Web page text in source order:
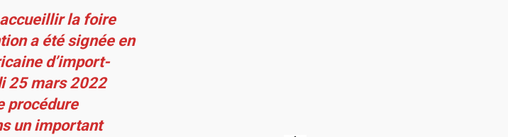
la foire
a été signée en
d’import-
25 mars 2022
procédure
un important